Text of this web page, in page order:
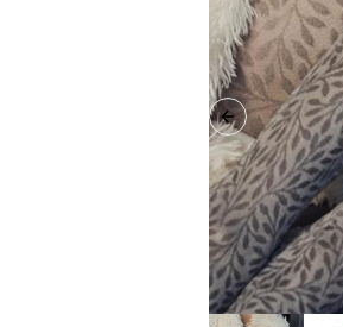
Previous slide